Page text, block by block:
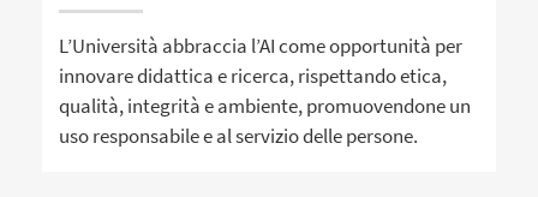
L’Università abbraccia l’AI come opportunità per
innovare didattica e ricerca, rispettando etica,
qualità, integrità e ambiente, promuovendone un
uso responsabile e al servizio delle persone.